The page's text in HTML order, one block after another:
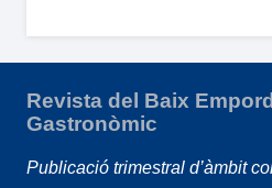
Revista del Baix
Gastronòmic
Publicació trimestral d’àmbit